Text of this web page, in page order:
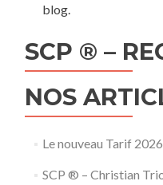
blog.
SCP ® –
NOS
Le nouveau Tarif
SCP ® – Christian